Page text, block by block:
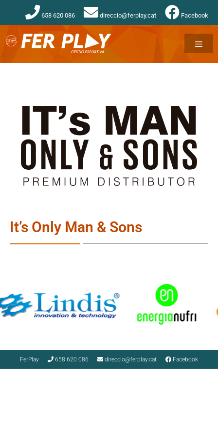
658 620 086 direccio@ferplay.cat Facebook
It’s Only Man & Sons
FerPlay 658 620 086 direccio@ferplay.cat Facebook